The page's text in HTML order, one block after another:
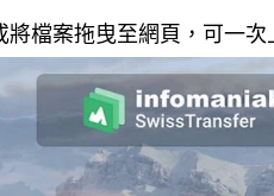
檔案拖曳至網頁，可一